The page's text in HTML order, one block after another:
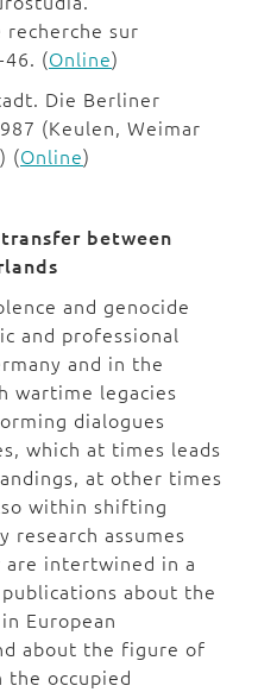
sur
46. (Online)
Die Berliner
(Keulen, Weimar
(Online)
between
and genocide
and professional
and in the
wartime legacies
dialogues
which at times leads
at other times
within shifting
research assumes
intertwined in a
about the
European
about the figure of
the occupied